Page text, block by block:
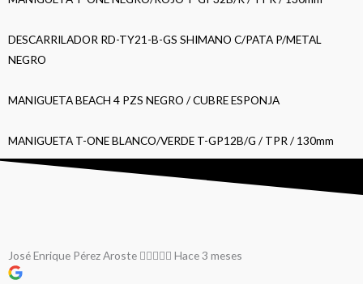
DESCARRILADOR RD-TY21-B-GS SHIMANO C/PATA P/METAL
NEGRO
MANIGUETA BEACH 4 PZS NEGRO / CUBRE ESPONJA
MANIGUETA T-ONE BLANCO/VERDE T-GP12B/G / TPR / 130mm
José Enrique Pérez Aroste Hace 3 meses